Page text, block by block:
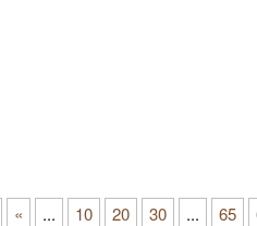
« ... 10 20 30 ... 65